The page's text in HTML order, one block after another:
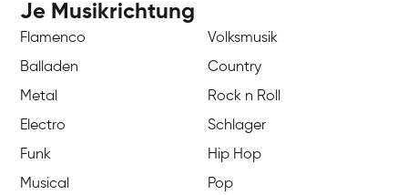
Je Musikrichtung
Flamenco
Volksmusik
Balladen
Country
Metal
Rock n Roll
Electro
Schlager
Funk
Hip Hop
Musical
Pop